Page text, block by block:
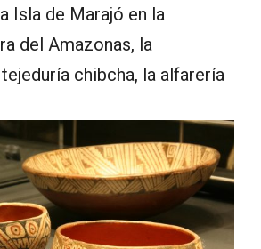
Isla de Marajó en la
del Amazonas, la
chibcha, la alfarería